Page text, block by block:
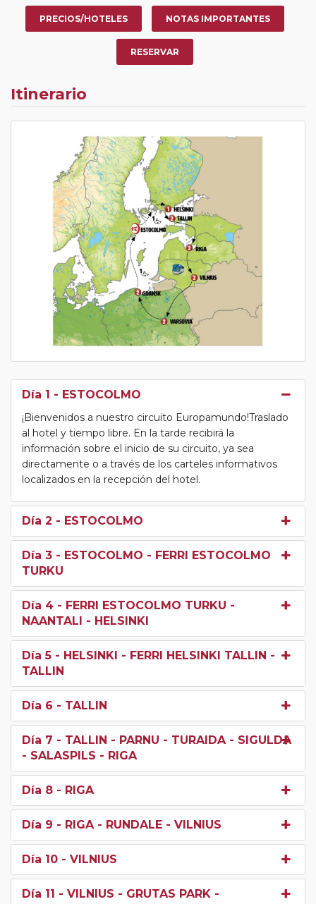
PRECIOS/HOTELES NOTAS IMPORTANTES
RESERVAR
Itinerario
Día 1 - ESTOCOLMO
¡Bienvenidos a nuestro circuito Europamundo!Traslado
al hotel y tiempo libre. En la tarde recibirá la
información sobre el inicio de su circuito, ya sea
directamente o a través de los carteles informativos
localizados en la recepción del hotel.
Día 2 - ESTOCOLMO
Día 3 - ESTOCOLMO - FERRI ESTOCOLMO
TURKU
Día 4 - FERRI ESTOCOLMO TURKU -
NAANTALI - HELSINKI
Día 5 - HELSINKI - FERRI HELSINKI TALLIN -
TALLIN
Día 6 - TALLIN
Día 7 - TALLIN - PARNU - TURAIDA - SIGULDA
- SALASPILS - RIGA
Día 8 - RIGA
Día 9 - RIGA - RUNDALE - VILNIUS
Día 10 - VILNIUS
Día 11 - VILNIUS - GRUTAS PARK -